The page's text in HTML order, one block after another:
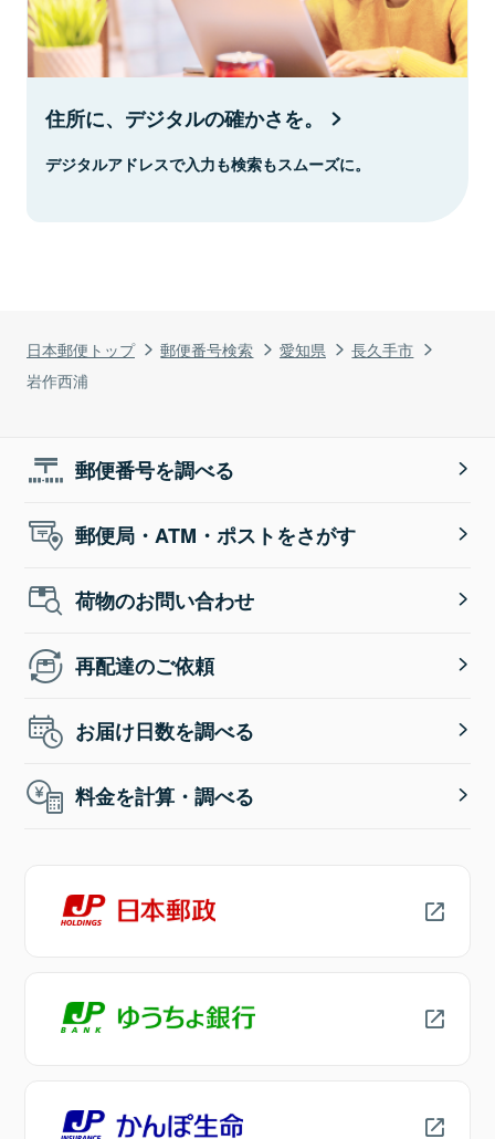
日本郵便トップ 郵便番号検索 愛知県
長久手市
岩作西浦
住所に、デジタルの確かさを。
デジタルアドレスで入力も検索もスムーズに。
郵便番号を調べる
郵便局・ATM・ポストをさがす
荷物のお問い合わせ
再配達のご依頼
お届け日数を調べる
料金を計算・調べる